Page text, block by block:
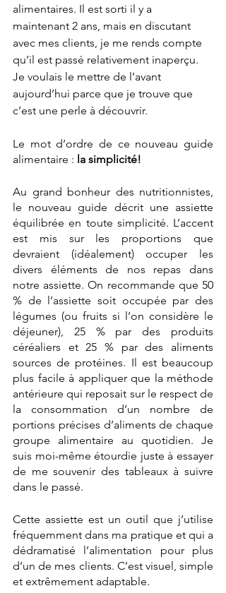
alimentaires. Il est sorti il y a
maintenant 2 ans, mais en discutant
avec mes clients, je me rends compte
qu’il est passé relativement inaperçu.
Je voulais le mettre de l’avant
aujourd’hui parce que je trouve que
c’est une perle à découvrir.
Le mot d’ordre de ce nouveau guide
alimentaire : la simplicité!
Au grand bonheur des nutritionnistes,
le nouveau guide décrit une assiette
équilibrée en toute simplicité. L’accent
est mis sur les proportions que
devraient (idéalement) occuper les
divers éléments de nos repas dans
notre assiette. On recommande que 50
% de l’assiette soit occupée par des
légumes (ou fruits si l’on considère le
déjeuner), 25 % par des produits
céréaliers et 25 % par des aliments
sources de protéines. Il est beaucoup
plus facile à appliquer que la méthode
antérieure qui reposait sur le respect de
la consommation d’un nombre de
portions précises d’aliments de chaque
groupe alimentaire au quotidien. Je
suis moi-même étourdie juste à essayer
de me souvenir des tableaux à suivre
dans le passé.
Cette assiette est un outil que j’utilise
fréquemment dans ma pratique et qui a
dédramatisé l’alimentation pour plus
d’un de mes clients. C’est visuel, simple
et extrêmement adaptable.